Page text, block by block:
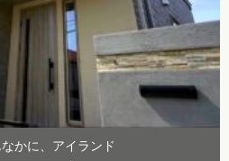
かに、アイランド